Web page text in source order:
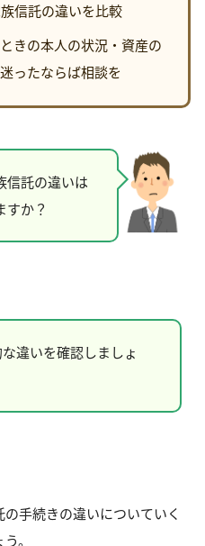
信託の違いを比較
きの本人の状況・資産の
ったならば相談を
信託の違いは
すか？
違いを確認しましょ
手続きの違いについていく
。